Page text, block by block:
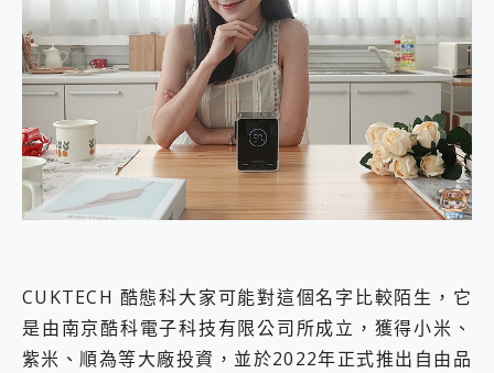
CUKTECH 酷態科大家可能對這個名字比較陌生，它
是由南京酷科電子科技有限公司所成立，獲得小米、
紫米、順為等大廠投資，並於2022年正式推出自由品